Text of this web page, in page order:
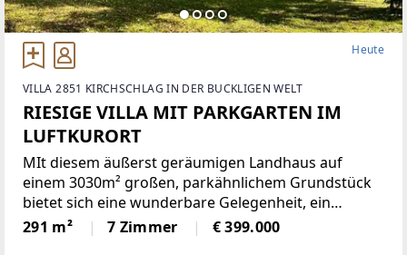
Heute
VILLA 2851 KIRCHSCHLAG IN DER BUCKLIGEN WELT
RIESIGE VILLA MIT PARKGARTEN IM
LUFTKURORT
MIt diesem äußerst geräumigen Landhaus auf
einem 3030m² großen, parkähnlichem Grundstück
bietet sich eine wunderbare Gelegenheit, ein
einmaliges Domizil in der beliebten Gemeinde
Krumbach zu schaffen!Das 1972 in Ziegelbauweise
291 m² 7 Zimmer € 399.000